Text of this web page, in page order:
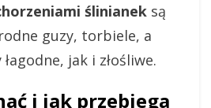
ślinianek są
guzy, torbiele, a
jak i złośliwe.
i jak przebiega